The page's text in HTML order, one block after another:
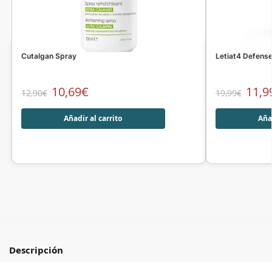
Cutalgan Spray
12,90€ 10,69€
Añadir al carrito
Letiat4
19,99€
Descripción